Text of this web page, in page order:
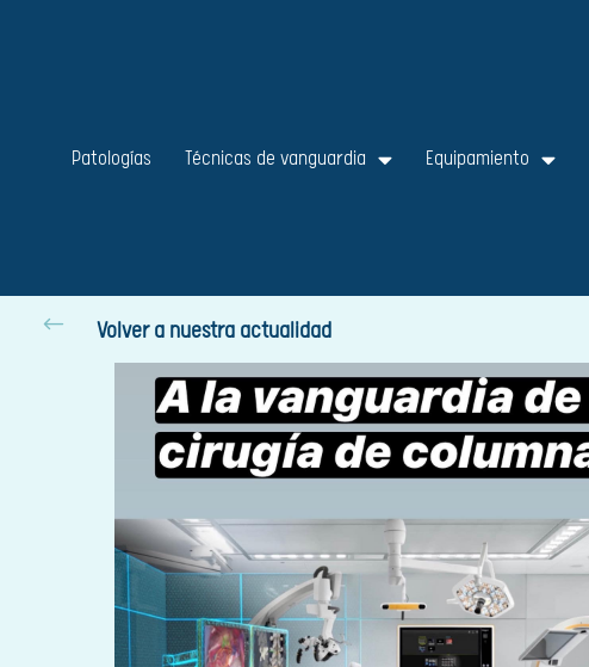
Patologías Técnicas de vanguardia Equipamiento
# Volver a nuestra actualidad